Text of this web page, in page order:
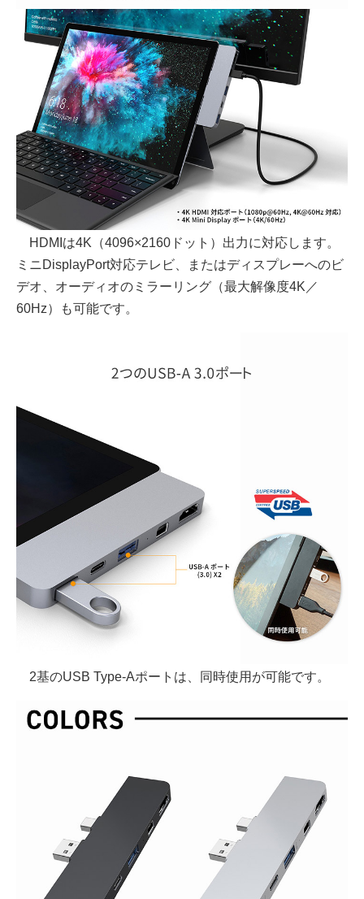
HDMIは4K（4096×2160ドット）出力に対応します。
ミニDisplayPort対応テレビ、またはディスプレーへのビ
デオ、オーディオのミラーリング（最大解像度4K／
60Hz）も可能です。
2基のUSB Type-Aポートは、同時使用が可能です。